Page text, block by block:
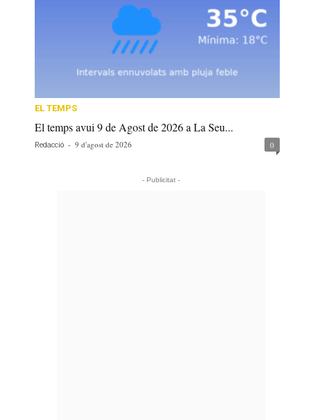
EL TEMPS
El temps avui 9 de Agost de 2026 a La Seu...
Redacció - 9 d'agost de 2026 0
- Publicitat -